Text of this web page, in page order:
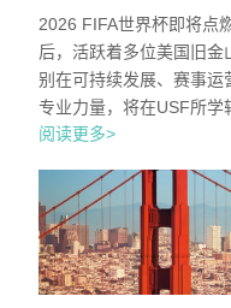
2026 FIFA世界杯即将点
后，活跃着多位美国旧
别在可持续发展、赛事
专业力量，将在USF所学
阅读更多>